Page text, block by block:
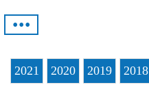
•••
2021 2020 2019 2018